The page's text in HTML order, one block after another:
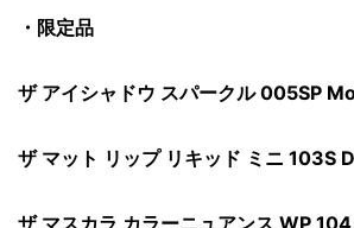
・限定品
ザ アイシャドウ スパークル 005SP
ザ マット リップ リキッド ミニ 103S
ザ マスカラ カラーニュアンス WP